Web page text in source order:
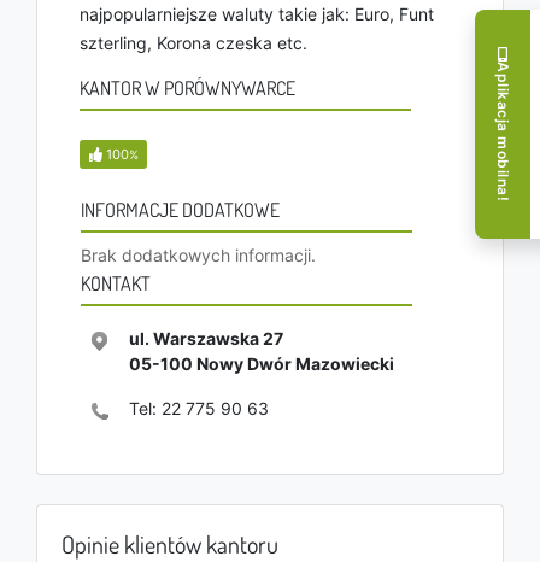
najpopularniejsze waluty takie jak: Euro, Funt
szterling, Korona czeska etc.
KANTOR W PORÓWNYWARCE
100%
INFORMACJE DODATKOWE
Brak dodatkowych informacji.
KONTAKT
ul. Warszawska 27
05-100 Nowy Dwór Mazowiecki
Tel: 22 775 90 63
Opinie klientów kantoru
Aplikacja mobilna!